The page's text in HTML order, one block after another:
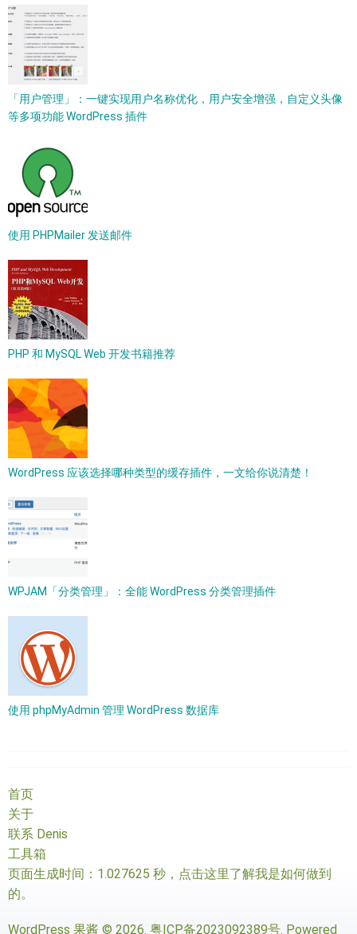
「用户管理」：一键实现用户名称优化，用户安全增强，自定义头像
等多项功能 WordPress 插件
使用 PHPMailer 发送邮件
PHP 和 MySQL Web 开发书籍推荐
WordPress 应该选择哪种类型的缓存插件，一文给你说清楚！
WPJAM「分类管理」：全能 WordPress 分类管理插件
使用 phpMyAdmin 管理 WordPress 数据库
首页
关于
联系 Denis
工具箱
页面生成时间：1.027625 秒， 点击这里了解我是如何做到
的。
WordPress 果酱 © 2026. 粤ICP备2023092389号. Powered